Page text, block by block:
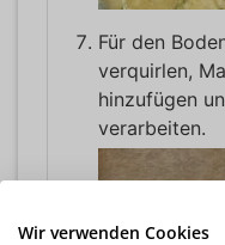
Für den
verquirlen,
hinzufügen
verarbeiten.
Wir verwenden Cookies